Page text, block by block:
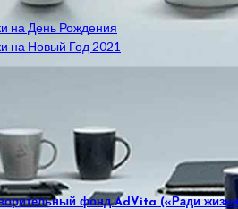
на День Рождения
на Новый Год 2021
фонд AdVita («Ради